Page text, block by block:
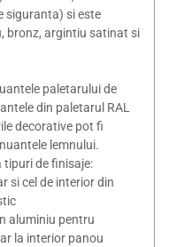
siguranta) si este
bronz, argintiu satinat si
paletarului de
din paletarul RAL
decorative pot fi
lemnului.
de finisaje:
si cel de interior din
aluminiu pentru
la interior panou